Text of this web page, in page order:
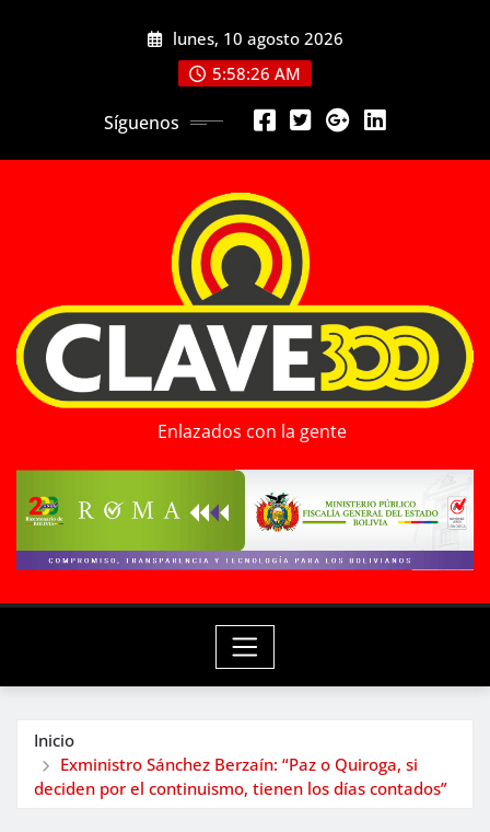
lunes, 10 agosto 2026
5:58:27 AM
Síguenos
Enlazados con la gente
Inicio
Exministro Sánchez Berzaín: “Paz o Quiroga, si
deciden por el continuismo, tienen los días contados”